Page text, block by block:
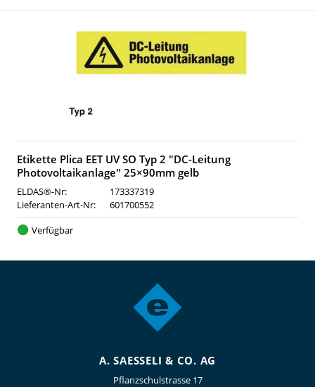
Etikette Plica EET UV SO Typ 2 "DC-Leitung
Photovoltaikanlage" 25×90mm gelb
ELDAS®-Nr:
173337319
Lieferanten-Art-Nr:
601700552
Verfügbar
A. SAESSELI & CO. AG
Pflanzschulstrasse 17